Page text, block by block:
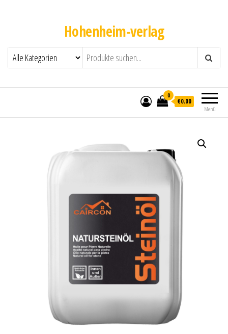
Hohenheim-verlag
Menü
0
€0.00